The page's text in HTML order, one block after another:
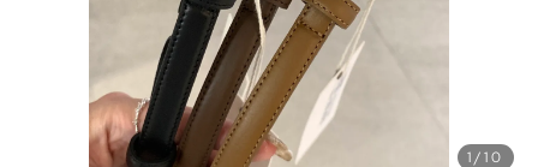
1/10